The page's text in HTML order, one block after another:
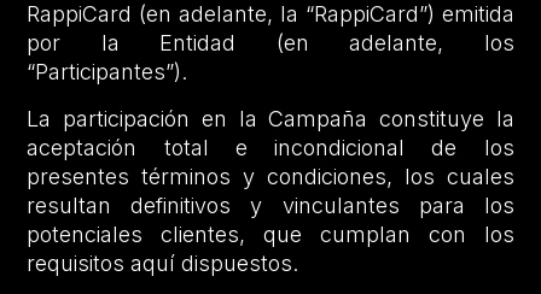
RappiCard (en adelante, la “RappiCard”) emitida
por la Entidad (en adelante, los
“Participantes”).
La participación en la Campaña constituye la
aceptación total e incondicional de los
presentes términos y condiciones, los cuales
resultan definitivos y vinculantes para los
potenciales clientes, que cumplan con los
requisitos aquí dispuestos.